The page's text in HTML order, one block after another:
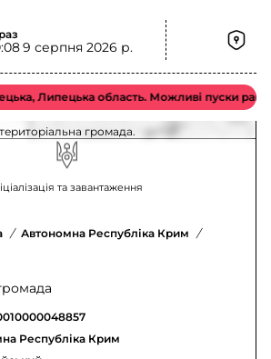
9 серпня 2026 р.
Липецька область. Можливі пуски
у Андріївська територіальна
– актуальна ситуація
хімічної загрози у Андріївська
територіальна громада.
та завантаження
/ Автономна Республіка Крим /
Республіка Крим